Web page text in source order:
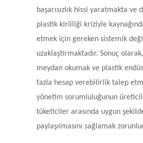
başarısızlık hissi yaratmakta ve
plastik kirliliği kriziyle
etmek için gereken sistemik
uzaklaştırmaktadır. Sonuç
meydan okumak ve plastik
fazla hesap verebilirlik talep
yönetim sorumluluğunun
tüketiciler arasında uygun
paylaşılmasını sağlamak